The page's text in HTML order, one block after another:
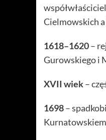
Cielmowskich
1618–1620–
Gurowskiego i
XVII wiek–
1698–